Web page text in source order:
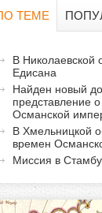
ТЕМЕ
В Николаевской
Едисана
Найден новый
представление
Османской
В Хмельницкой
времен
Миссия в